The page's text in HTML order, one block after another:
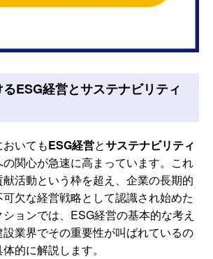
ESG経営とサステナビリティ
いてもESG経営とサステナビリティ
の関心が急速に高まっています。これ
活動という枠を超え、企業の長期的
欠な経営戦略として認識され始めた
ョンでは、ESG経営の基本的な考え
業界でその重要性が叫ばれているの
的に解説します。